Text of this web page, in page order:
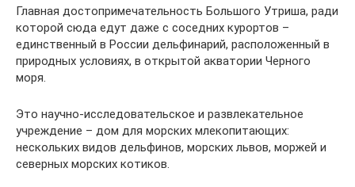
Главная достопримечательность Большого Утриша, ради
которой сюда едут даже с соседних курортов –
единственный в России дельфинарий, расположенный в
природных условиях, в открытой акватории Черного
моря.
Это научно-исследовательское и развлекательное
учреждение – дом для морских млекопитающих:
нескольких видов дельфинов, морских львов, моржей и
северных морских котиков.